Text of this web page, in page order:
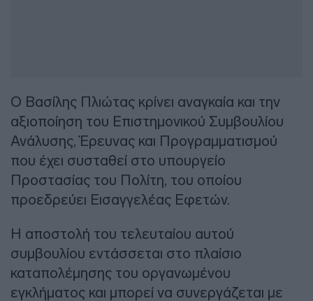
Ο Βασίλης Πλιώτας κρίνει αναγκαία και την
αξιοποίηση του Επιστημονικού Συμβουλίου
Ανάλυσης, Έρευνας και Προγραμματισμού
που έχει συσταθεί στο υπουργείο
Προστασίας του Πολίτη, του οποίου
προεδρεύει Εισαγγελέας Εφετών.
Η αποστολή του τελευταίου αυτού
συμβουλίου εντάσσεται στο πλαίσιο
καταπολέμησης του οργανωμένου
εγκλήματος και μπορεί να συνεργάζεται με